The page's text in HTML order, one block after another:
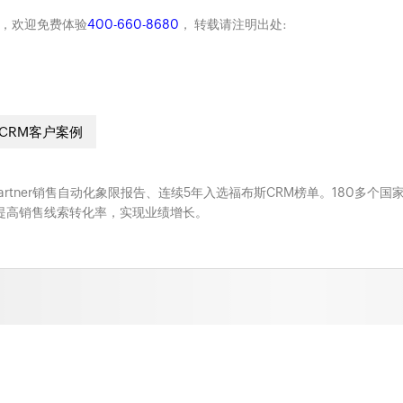
欢迎免费体验400-660-8680 ， 转载请注明出处:
客户案例
销售自动化象限报告、连续5年入选福布斯CRM榜单。180多个国
销售线索转化率，实现业绩增长。